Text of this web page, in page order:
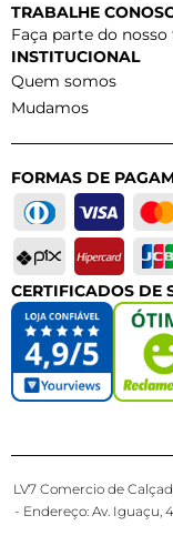
TRABALHE
Faça parte do
INSTITUCIONAL
Quem somos
Mudamos
FORMAS DE
CERTIFICADOS DE
LV7 Comercio de
- Endereço: Av. Iguaçu,